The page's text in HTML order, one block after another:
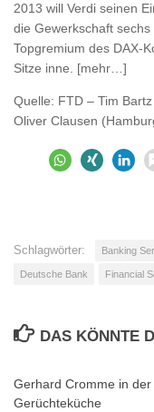
2013 will Verdi seinen
die Gewerkschaft
Topgremium des DAX-
Sitze inne. [mehr…]
Quelle: FTD – Tim
Oliver Clausen
Schlagwörter: Banking
Deutsche Bank Financial
DAS KÖNNTE
Gerhard Cromme in der
Gerüchteküche